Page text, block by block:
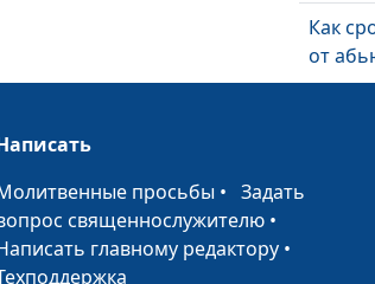
Как
от
Как
мой
просьбы •Задать
священнослужителю •
главному редактору •